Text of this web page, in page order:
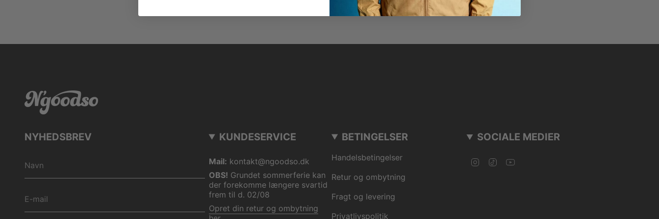
NYHEDSBREV KUNDESERVICE
Mail: kontakt@ngoodso.dk
OBS! Grundet sommerferie kan
der forekomme længere svartid
frem til d. 02/08
Opret din retur og ombytning
BETINGELSER
Handelsbetingelser
Retur og ombytning
Fragt og levering
Privatlivspolitik
SOCIALE MEDIER
Instagram
TikTok